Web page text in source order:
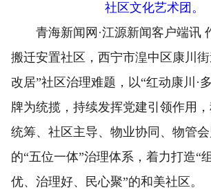
社区文化艺术团。
青海新闻网·江源新闻客户端讯
搬迁安置社区，西宁市湟中区康川
改居”社区治理难题，以“红动康川·
牌为统揽，持续发挥党建引领作用
统筹、社区主导、物业协同、物管
的“五位一体”治理体系，着力打造“
优、治理好、民心聚”的和美社区。